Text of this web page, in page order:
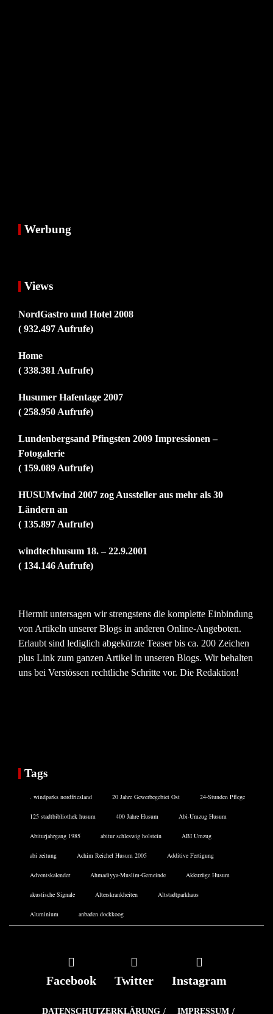
Werbung
Views
NordGastro und Hotel 2008
( 932.497 Aufrufe)
Home
( 338.381 Aufrufe)
Husumer Hafentage 2007
( 258.950 Aufrufe)
Lundenbergsand Pfingsten 2009 Impressionen –
Fotogalerie
( 159.089 Aufrufe)
HUSUMwind 2007 zog Aussteller aus mehr als 30
Ländern an
( 135.897 Aufrufe)
windtechhusum 18. – 22.9.2001
( 134.146 Aufrufe)
Hiermit untersagen wir strengstens die komplette Einbindung
von Artikeln unserer Blogs in anderen Online-Angeboten.
Erlaubt sind lediglich abgekürzte Teaser bis ca. 200 Zeichen
plus Link zum ganzen Artikel in unseren Blogs. Wir behalten
uns bei Verstössen rechtliche Schritte vor. Die Redaktion!
Tags
. windparks nordfriesland 20 Jahre Gewerbegebiet Ost 24-Stunden Pflege
125 stadtbibliothek husum 400 Jahre Husum Abi-Umzug Husum
Abiturjahrgang 1985 abitur schleswig holstein ABI Umzug
abi zeitung Achim Reichel Husum 2005 Additive Fertigung
Adventskalender Ahmadiyya-Muslim-Gemeinde Akkuzüge Husum
akustische Signale Alterskrankheiten Altstadtparkhaus
Aluminium anbaden dockkoog
Facebook Twitter Instagram
DATENSCHUTZERKLÄRUNG IMPRESSUM